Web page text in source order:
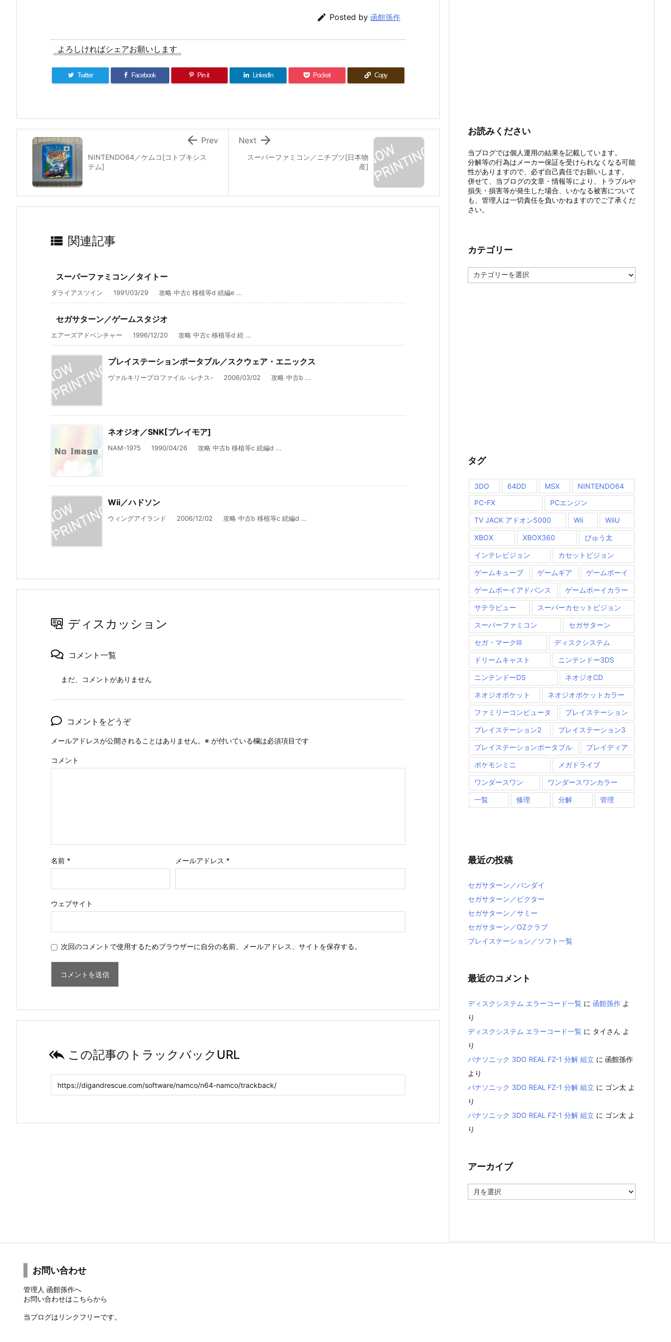
 Posted by 函館孫作
よろしければシェアお願いします
Twitter Facebook Pin it LinkedIn Pocket Copy
スーパーファミコン／ニチブツ[日本物
産]

Next
NINTENDO64／ケムコ[コトブキシス
テム]
 Prev
 関連記事
スーパーファミコン／タイトー
ダライアスツイン 1991/03/29 攻略 中古c 移植等d 続編e ...
セガサターン／ゲームスタジオ
エアーズアドベンチャー 1996/12/20 攻略 中古c 移植等d 続 ...
プレイステーションポータブル／スクウェア・エニックス
ヴァルキリープロファイル -レナス- 2006/03/02 攻略 中古b ...
ネオジオ／SNK[プレイモア]
NAM-1975 1990/04/26 攻略 中古b 移植等c 続編d ...
Wii／ハドソン
ウィングアイランド 2006/12/02 攻略 中古b 移植等c 続編d ...
ディスカッション
コメント一覧
まだ、コメントがありません
コメントをどうぞ
メールアドレスが公開されることはありません。 ※ が付いている欄は必須項目です
コメント
名前 * メールアドレス *
ウェブサイト
次回のコメントで使用するためブラウザーに自分の名前、メールアドレス、サイトを保存する。
 この記事のトラックバックURL
お読みください
当ブログでは個人運用の結果を記載しています。
分解等の行為はメーカー保証を受けられなくなる可能
性がありますので、必ず自己責任でお願いします。
併せて、当ブログの文章・情報等により、トラブルや
損失・損害等が発生した場合、いかなる被害について
も、管理人は一切責任を負いかねますのでご了承くだ
さい。
カテゴリー
テ
タグ
3DO 64DD MSX
NINTENDO64
PC-FX
PCエンジン
TV JACK アドオン5000 Wii WiiU
XBOX XBOX360 ぴゅう太
インテレビジョン カセットビジョン
ゲームキューブ ゲームギア ゲームボーイ
ゲームボーイアドバンス ゲームボーイカラー
サテラビュー スーパーカセットビジョン
スーパーファミコン セガサターン
セガ・マークⅢ ディスクシステム
ドリームキャスト ニンテンドー3DS
ニンテンドーDS ネオジオCD
ネオジオポケット ネオジオポケットカラー
ファミリーコンピュータ プレイステーション
プレイステーション2 プレイステーション3
プレイステーションポータブル プレイディア
ポケモンミニ メガドライブ
ワンダースワン ワンダースワンカラー
一覧 修理 分解 管理
最近の投稿
セガサターン／バンダイ
セガサターン／ビクター
セガサターン／サミー
セガサターン／OZクラブ
プレイステーション／ソフト一覧
最近のコメント
ディスクシステム エラーコード一覧 に 函館孫作 よ
り
ディスクシステム エラーコード一覧 に タイさん よ
り
パナソニック 3DO REAL FZ-1 分解 組立 に 函館孫作
より
パナソニック 3DO REAL FZ-1 分解 組立 に ゴン太 よ
り
パナソニック 3DO REAL FZ-1 分解 組立 に ゴン太 よ
り
アーカイブ
ー
お問い合わせ
管理人 函館孫作へ
お問い合わせはこちらから
当ブログはリンクフリーです。